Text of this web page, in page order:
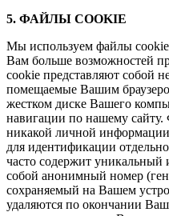
5. ФАЙЛЫ COOKIE
Мы используем файлы cookie
Вам больше возможностей
cookie представляют собой
помещаемые Вашим
жестком диске Вашего
навигации по нашему
никакой личной информации
для идентификации
часто содержит
собой анонимный номер
сохраняемый на Вашем
удаляются по окончании